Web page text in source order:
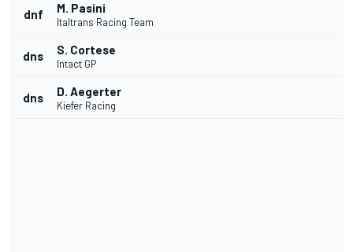
dnf M. Pasini
Italtrans Racing Team
dns S. Cortese
Intact GP
dns D. Aegerter
Kiefer Racing